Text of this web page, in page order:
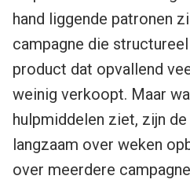
hand liggende patronen
campagne die
product dat opvallend
weinig verkoopt. Maar
hulpmiddelen ziet, zijn
langzaam over weken
over meerdere